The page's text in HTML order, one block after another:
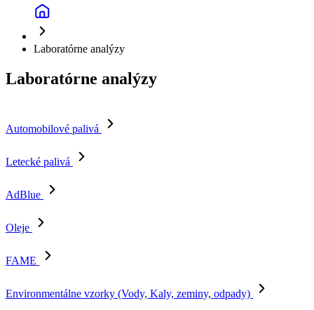
Laboratórne analýzy
Laboratórne analýzy
Automobilové palivá
Letecké palivá
AdBlue
Oleje
FAME
Environmentálne vzorky (Vody, Kaly, zeminy, odpady)